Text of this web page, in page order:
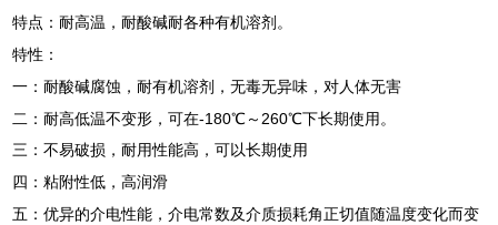
特点：耐高温，耐酸碱耐各种有机溶剂。
特性：
一：耐酸碱腐蚀，耐有机溶剂，无毒无异味，对人体无害
二：耐高低温不变形，可在-180℃～ 260℃下长期使用。
三：不易破损，耐用性能高，可以长期使用
四：粘附性低，高润滑
五：优异的介电性能，介电常数及介质损耗角正切值随温度变化而变